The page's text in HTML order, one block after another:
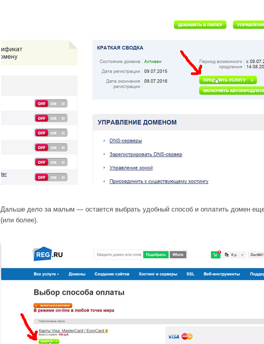
Дальше дело за малым — остается выбрать удобный способ и оплатить домен
(или более).